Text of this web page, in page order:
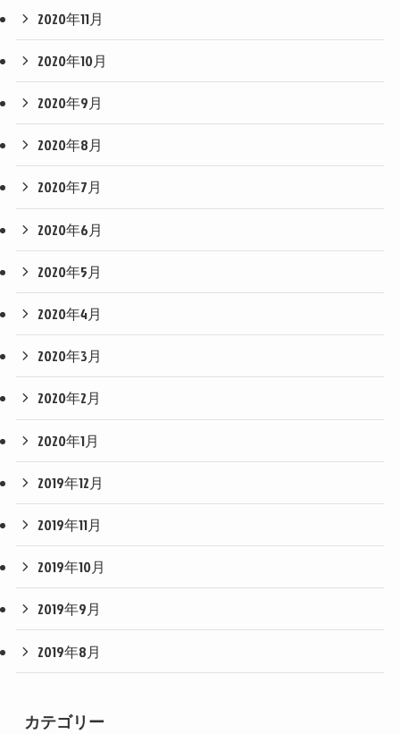
2020年11月
2020年10月
2020年9月
2020年8月
2020年7月
2020年6月
2020年5月
2020年4月
2020年3月
2020年2月
2020年1月
2019年12月
2019年11月
2019年10月
2019年9月
2019年8月
カテゴリー